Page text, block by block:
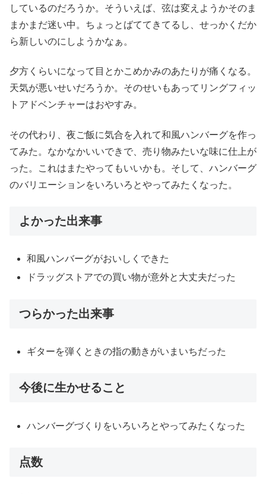
しているのだろうか。そういえば、弦は変えようかそのま
まかまだ迷い中。ちょっとばててきてるし、せっかくだか
ら新しいのにしようかなぁ。
夕方くらいになって目とかこめかみのあたりが痛くなる。
天気が悪いせいだろうか。そのせいもあってリングフィッ
トアドベンチャーはおやすみ。
その代わり、夜ご飯に気合を入れて和風ハンバーグを作っ
てみた。なかなかいいできで、売り物みたいな味に仕上が
った。これはまたやってもいいかも。そして、ハンバーグ
のバリエーションをいろいろとやってみたくなった。
よかった出来事
和風ハンバーグがおいしくできた
ドラッグストアでの買い物が意外と大丈夫だった
つらかった出来事
ギターを弾くときの指の動きがいまいちだった
今後に生かせること
ハンバーグづくりをいろいろとやってみたくなった
点数